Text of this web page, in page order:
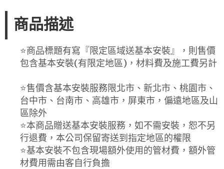
商品描述
⭐️商品標題有寫『限定區域送基本安裝』，則售價
包含基本安裝(有限定地區)，材料費及施工費另計
⭐️售價含基本安裝服務限北市、新北市、桃園市、
台中市、台南市、高雄市，屏東市，偏遠地區及山
區除外
⭐️本商品贈送基本安裝服務，如不需安裝，恕不另
行退費，本公司保留寄送到指定地區的權限
⭐️基本安裝不包含現場額外使用的管材費，額外管
材費用需由客自行負擔